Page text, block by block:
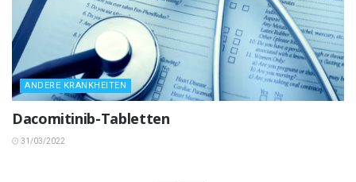
ANDERE KRANKHEITEN
Dacomitinib-Tabletten
31/03/2022